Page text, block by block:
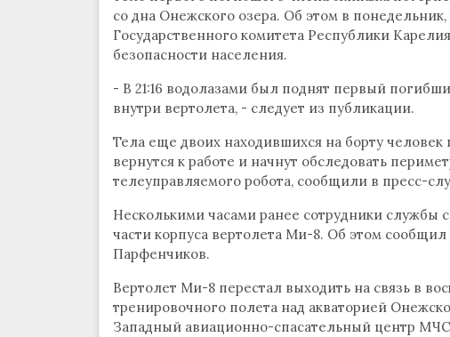
со дна Онежского озера. Об этом в
Государственного комитета Республики
безопасности населения.
- В 21:16 водолазами был поднят первый
внутри вертолета, - следует из публикации.
Тела еще двоих находившихся на борту
вернутся к работе и начнут обследовать
телеуправляемого робота, сообщили в пресс-
Несколькими часами ранее сотрудники службы
части корпуса вертолета Ми-8. Об этом
Парфенчиков.
Вертолет Ми-8 перестал выходить на связь в
тренировочного полета над акваторией
Западный авиационно-спасательный центр